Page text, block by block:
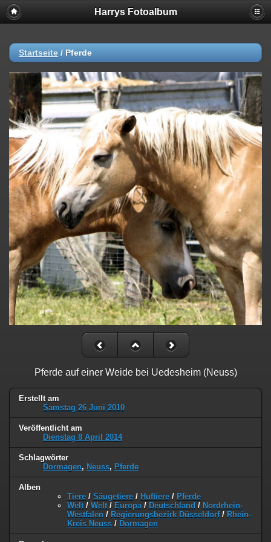
Harrys Fotoalbum
Startseite / Pferde
Pferde auf einer Weide bei Uedesheim (Neuss)
Erstellt am
Samstag 26 Juni 2010
Veröffentlicht am
Dienstag 8 April 2014
Schlagwörter
Dormagen, Neuss, Pferde
Alben
Tiere / Säugetiere / Huftiere / Pferde
Welt / Welt / Europa / Deutschland / Nordrhein-
Westfalen / Regierungsbezirk Düsseldorf/ Rhein-
Kreis Neuss / Dormagen